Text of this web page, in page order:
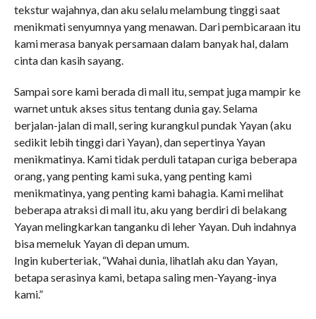
tekstur wajahnya, dan aku selalu melambung tinggi saat
menikmati senyumnya yang menawan. Dari pembicaraan itu
kami merasa banyak persamaan dalam banyak hal, dalam
cinta dan kasih sayang.
Sampai sore kami berada di mall itu, sempat juga mampir ke
warnet untuk akses situs tentang dunia gay. Selama
berjalan-jalan di mall, sering kurangkul pundak Yayan (aku
sedikit lebih tinggi dari Yayan), dan sepertinya Yayan
menikmatinya. Kami tidak perduli tatapan curiga beberapa
orang, yang penting kami suka, yang penting kami
menikmatinya, yang penting kami bahagia. Kami melihat
beberapa atraksi di mall itu, aku yang berdiri di belakang
Yayan melingkarkan tanganku di leher Yayan. Duh indahnya
bisa memeluk Yayan di depan umum.
Ingin kuberteriak, “Wahai dunia, lihatlah aku dan Yayan,
betapa serasinya kami, betapa saling men-Yayang-inya
kami.”